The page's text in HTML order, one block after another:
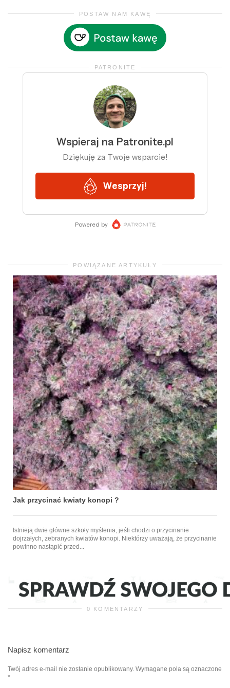
POSTAW NAM KAWĘ
PATRONITE
POWIĄZANE ARTYKUŁY
Jak przycinać kwiaty konopi ?
Istnieją dwie główne szkoły myślenia, jeśli chodzi o przycinanie
dojrzałych, zebranych kwiatów konopi. Niektórzy uważają, że przycinanie
powinno nastąpić przed...
0 KOMENTARZY
Napisz komentarz
Twój adres e-mail nie zostanie opublikowany. Wymagane pola są oznaczone
*